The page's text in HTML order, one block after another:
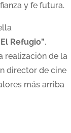
y fe futura.
Refugio”,
realización de la
director de cine
más arriba